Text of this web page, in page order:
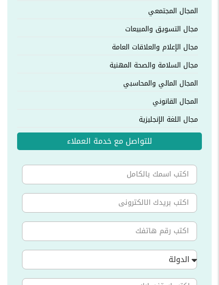
المجال المجتمعي
مجال التسويق والمبيعات
مجال الإعلام والعلاقات العامة
مجال السلامة والصحة المهنية
المجال المالي والمحاسبي
المجال القانوني
مجال اللغة الإنجليزية
للتواصل مع خدمة العملاء
الدولة